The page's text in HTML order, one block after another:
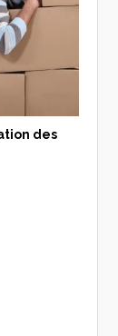
des